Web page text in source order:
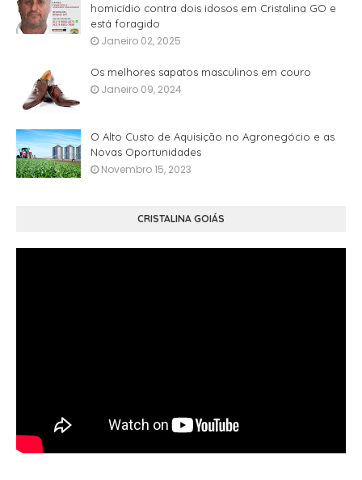
homicídio contra dois idosos em Cristalina GO e
está foragido
Janeiro 02, 2025
Os melhores sapatos masculinos em couro
Janeiro 09, 2024
O Alto Custo de Aquisição no Agronegócio e as
Novas Oportunidades
Novembro 15, 2023
CRISTALINA GOIÁS